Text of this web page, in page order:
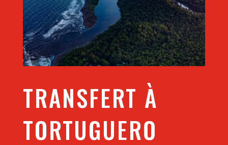
TRANSFERT À
TORTUGUERO